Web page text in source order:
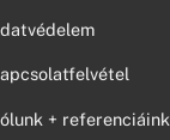
+ referenciáink